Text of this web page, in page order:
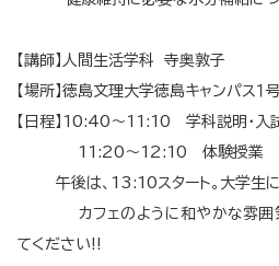
【講師】人間生活学科 寺奥敦子
【場所】徳島文理大学徳島キャンパス
【日程】10:40～11:10 学科説明・
11:20～12:10 体験授業
午後は、13:10スタート。大学生に
カフェのように和やかな雰囲気
てください!!